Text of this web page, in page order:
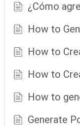
¿Cómo
How to
How to
How to
How to
Generate